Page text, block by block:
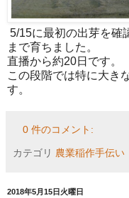
5/15に最初の出芽を確
まで育ちました。
直播から約20日です。
この段階では特に大き
す。
0 件のコメント:
カテゴリ 農業稲作手伝い
2018年5月15日火曜日